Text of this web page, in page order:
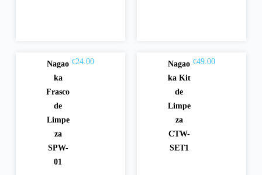
Nagao
ka
Frasco
de
Limpe
za
SPW-
01
€24.00
Nagao
ka Kit
de
Limpe
za
CTW-
SET1
€49.00